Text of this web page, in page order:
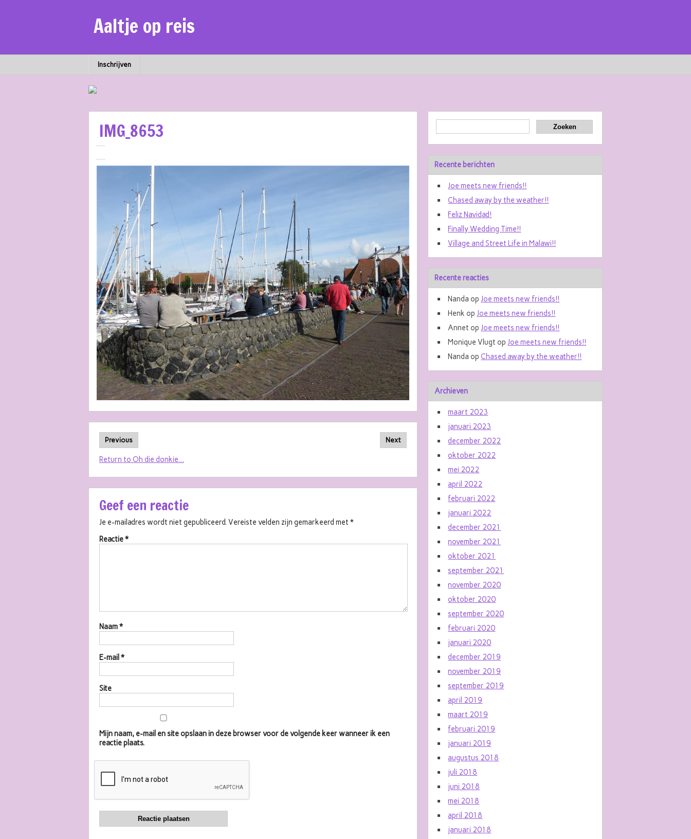
Aaltje op reis
Inschrijven
IMG_8653
Previous Next
Return to Oh die donkie…
Geef een reactie
Je e-mailadres wordt niet gepubliceerd. Vereiste velden zijn gemarkeerd met *
Reactie*
Naam*
E-mail *
Site
Mijn naam, e-mail en site opslaan in deze browser voor de volgende keer wanneer ik een
reactie plaats.
Recente berichten
Joe meets new friends!!
Chased away by the weather!!
Feliz Navidad!
Finally Wedding Time!!
Village and Street Life in Malawi!!
Recente reacties
Nanda opJoe meets new friends!!
Henk opJoe meets new friends!!
Annet opJoe meets new friends!!
Monique Vlugt opJoe meets new friends!!
Nanda opChased away by the weather!!
Archieven
maart 2023
januari 2023
december 2022
oktober 2022
mei 2022
april 2022
februari 2022
januari 2022
december 2021
november 2021
oktober 2021
september 2021
november 2020
oktober 2020
september 2020
februari 2020
januari 2020
december 2019
november 2019
september 2019
april 2019
maart 2019
februari 2019
januari 2019
augustus 2018
juli 2018
juni 2018
mei 2018
april 2018
januari 2018